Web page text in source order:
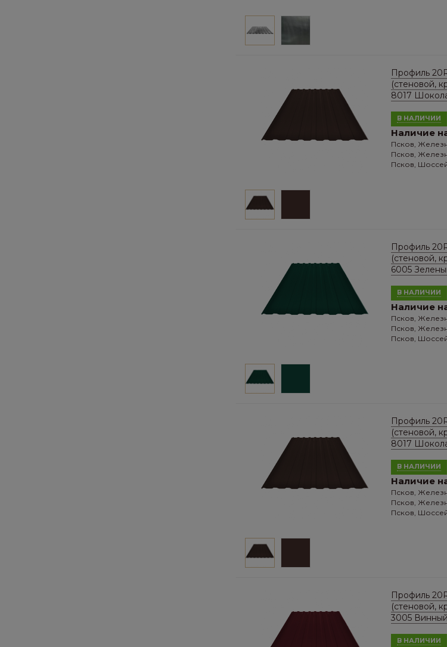
Профиль
(стеновой,
8017
В НАЛИЧИИ
Наличие
Псков,
Псков,
Псков,
Профиль
(стеновой,
6005
В НАЛИЧИИ
Наличие
Псков,
Псков,
Псков,
Профиль
(стеновой,
8017
В НАЛИЧИИ
Наличие
Псков,
Псков,
Псков,
Профиль
(стеновой,
3005
В НАЛИЧИИ